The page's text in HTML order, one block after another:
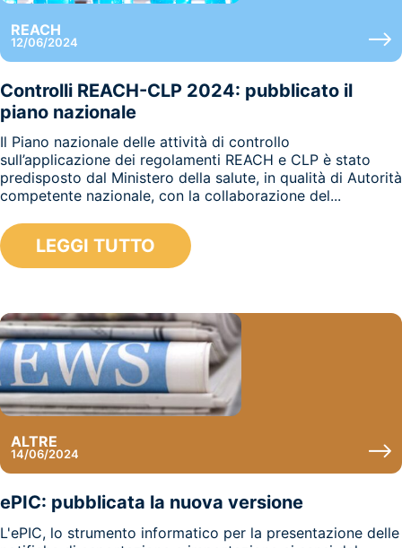
REACH
12/06/2024
Controlli REACH-CLP 2024: pubblicato il
piano nazionale
Il Piano nazionale delle attività di controllo
sull’applicazione dei regolamenti REACH e CLP è stato
predisposto dal Ministero della salute, in qualità di Autorità
competente nazionale, con la collaborazione del...
LEGGI TUTTO
ALTRE
14/06/2024
ePIC: pubblicata la nuova versione
L'ePIC, lo strumento informatico per la presentazione delle